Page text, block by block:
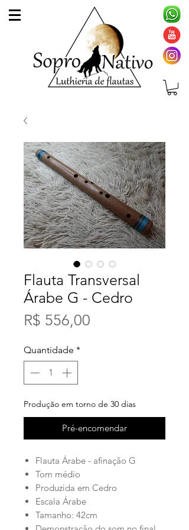
Flauta Transversal
Árabe G - Cedro
R$ 556,00
Quantidade *
Produção em torno de 30 dias
Pré-encomendar
Flauta Árabe - afinação G
Tom médio
Produzida em Cedro
Escala Árabe
Tamanho: 42cm